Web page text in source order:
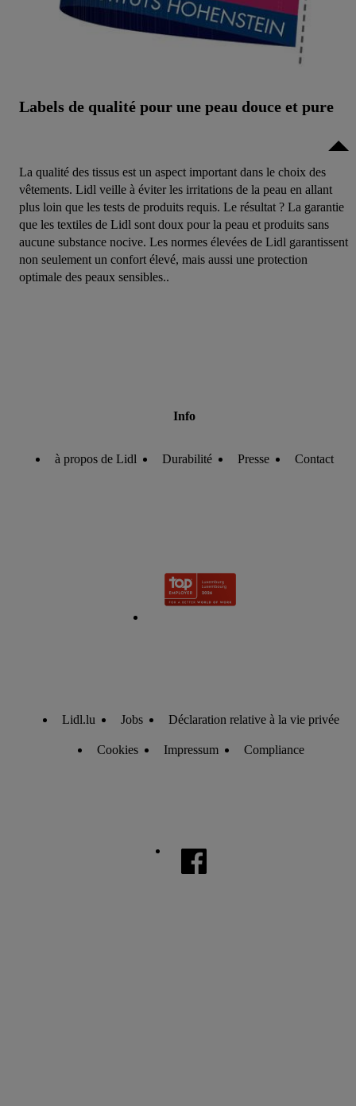
Labels de qualité pour une peau douce et pure
La qualité des tissus est un aspect important dans le choix des
vêtements. Lidl veille à éviter les irritations de la peau en allant
plus loin que les tests de produits requis. Le résultat ? La garantie
que les textiles de Lidl sont doux pour la peau et produits sans
aucune substance nocive. Les normes élevées de Lidl garantissent
non seulement un confort élevé, mais aussi une protection
optimale des peaux sensibles..
Info
à propos de Lidl Durabilité Presse Contact
Lidl.lu Jobs Déclaration relative à la vie privée
Cookies Impressum Compliance